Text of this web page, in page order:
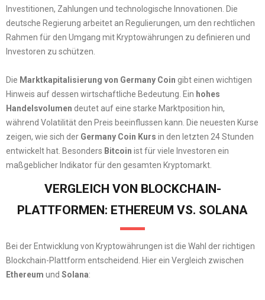
Investitionen, Zahlungen und technologische Innovationen. Die
deutsche Regierung arbeitet an Regulierungen, um den rechtlichen
Rahmen für den Umgang mit Kryptowährungen zu definieren und
Investoren zu schützen.
Die Marktkapitalisierung von Germany Coin gibt einen wichtigen
Hinweis auf dessen wirtschaftliche Bedeutung. Ein hohes
Handelsvolumen deutet auf eine starke Marktposition hin,
während Volatilität den Preis beeinflussen kann. Die neuesten Kurse
zeigen, wie sich der Germany Coin Kurs in den letzten 24 Stunden
entwickelt hat. Besonders Bitcoin ist für viele Investoren ein
maßgeblicher Indikator für den gesamten Kryptomarkt.
VERGLEICH VON BLOCKCHAIN-
PLATTFORMEN: ETHEREUM VS. SOLANA
Bei der Entwicklung von Kryptowährungen ist die Wahl der richtigen
Blockchain-Plattform entscheidend. Hier ein Vergleich zwischen
Ethereum und Solana: